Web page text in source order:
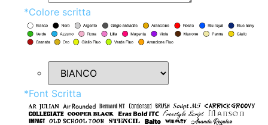
*Colore scritta
*Font Scritta